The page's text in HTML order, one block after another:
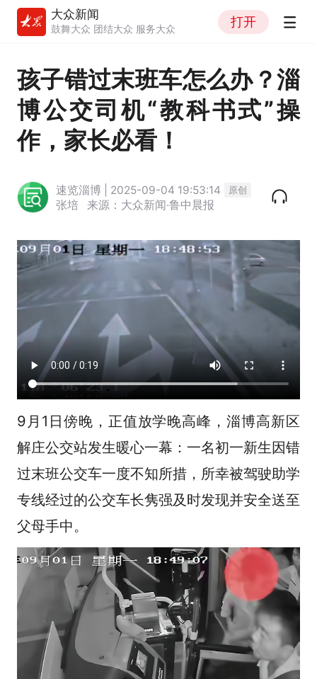
大众新闻
鼓舞大众 团结大众 服务大众
打开
孩子错过末班车怎么办？淄
博公交司机“教科书式”操
作，家长必看！
速览淄博 | 2025-09-04 19:53:14 原创
张培 来源：大众新闻·鲁中晨报
9月1日傍晚，正值放学晚高峰，淄博高新区
解庄公交站发生暖心一幕：一名初一新生因错
过末班公交车一度不知所措，所幸被驾驶助学
专线经过的公交车长隽强及时发现并安全送至
父母手中。